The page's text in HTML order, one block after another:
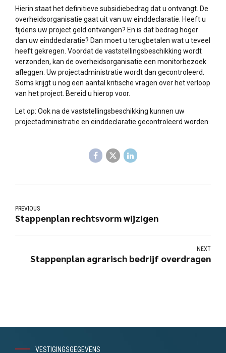
Hierin staat het definitieve subsidiebedrag dat u ontvangt. De
overheidsorganisatie gaat uit van uw einddeclaratie. Heeft u
tijdens uw project geld ontvangen? En is dat bedrag hoger
dan uw einddeclaratie? Dan moet u terugbetalen wat u teveel
heeft gekregen. Voordat de vaststellingsbeschikking wordt
verzonden, kan de overheidsorganisatie een monitorbezoek
afleggen. Uw projectadministratie wordt dan gecontroleerd.
Soms krijgt u nog een aantal kritische vragen over het verloop
van het project. Bereid u hierop voor.
Let op: Ook na de vaststellingsbeschikking kunnen uw
projectadministratie en einddeclaratie gecontroleerd worden.
PREVIOUS
Stappenplan rechtsvorm wijzigen
NEXT
Stappenplan agrarisch bedrijf overdragen
VESTIGINGSGEGEVENS